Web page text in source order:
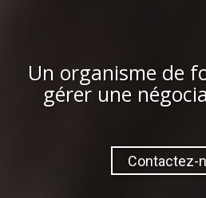
Un organisme de
gérer une
Contactez-